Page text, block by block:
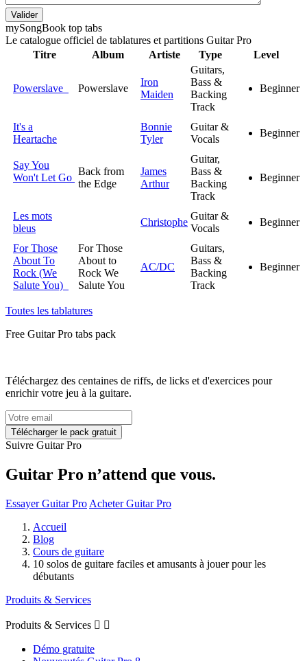
Valider
mySongBook top tabs
Le catalogue officiel de tablatures et partitions Guitar Pro
Titre
Album Artiste Type Level
Powerslave Powerslave
Iron
Maiden
Guitars,
Bass &
Backing
Track
Beginner
It's a
Heartache
Bonnie
Tyler
Guitar &
Vocals
Beginner
Say You
Won't Let Go
Back from
the Edge
James
Arthur
Guitar,
Bass &
Backing
Track
Beginner
Les mots
bleus
Christophe
Guitar &
Vocals
Beginner
For Those
About To
Rock (We
Salute You)
For Those
About to
Rock We
Salute You
AC/DC
Guitars,
Bass &
Backing
Track
Beginner
Toutes les tablatures
Free Guitar Pro tabs pack
Téléchargez des centaines de riffs, de licks et d'exercices pour
enrichir votre jeu à la guitare.
Suivre Guitar Pro
Guitar Pro n’attend que vous.
Essayer Guitar Pro Acheter Guitar Pro
Accueil
Blog
Cours de guitare
10 solos de guitare faciles et amusants à jouer pour les
débutants
Produits & Services
Produits & Services  
Démo gratuite